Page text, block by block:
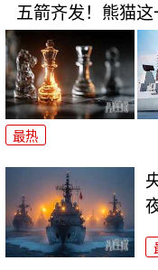
五箭齐发！熊猫
最热